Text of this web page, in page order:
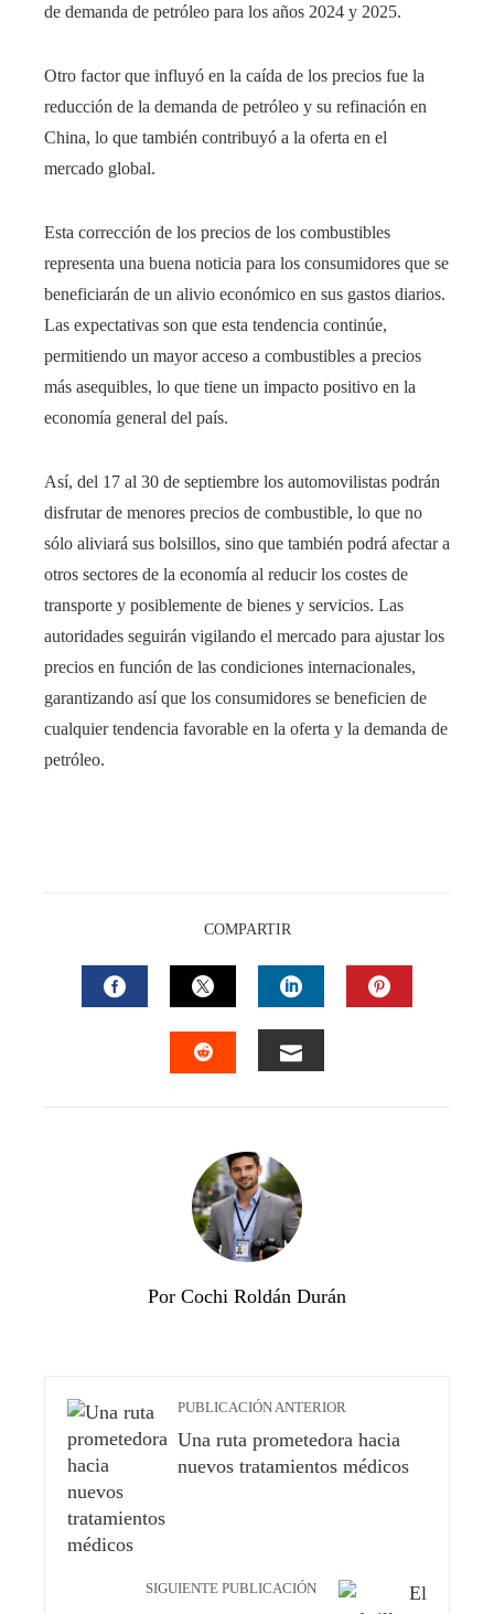
de demanda de petróleo para los años 2024 y 2025.
Otro factor que influyó en la caída de los precios fue la
reducción de la demanda de petróleo y su refinación en
China, lo que también contribuyó a la oferta en el
mercado global.
Esta corrección de los precios de los combustibles
representa una buena noticia para los consumidores que se
beneficiarán de un alivio económico en sus gastos diarios.
Las expectativas son que esta tendencia continúe,
permitiendo un mayor acceso a combustibles a precios
más asequibles, lo que tiene un impacto positivo en la
economía general del país.
Así, del 17 al 30 de septiembre los automovilistas podrán
disfrutar de menores precios de combustible, lo que no
sólo aliviará sus bolsillos, sino que también podrá afectar a
otros sectores de la economía al reducir los costes de
transporte y posiblemente de bienes y servicios. Las
autoridades seguirán vigilando el mercado para ajustar los
precios en función de las condiciones internacionales,
garantizando así que los consumidores se beneficien de
cualquier tendencia favorable en la oferta y la demanda de
petróleo.
COMPARTIR
FACEBOOKTWITTERLINKEDIN
Por Cochi Roldán Durán
PUBLICACIÓN ANTERIOR
Una ruta prometedora hacia
nuevos tratamientos médicos
SIGUIENTE PUBLICACIÓN